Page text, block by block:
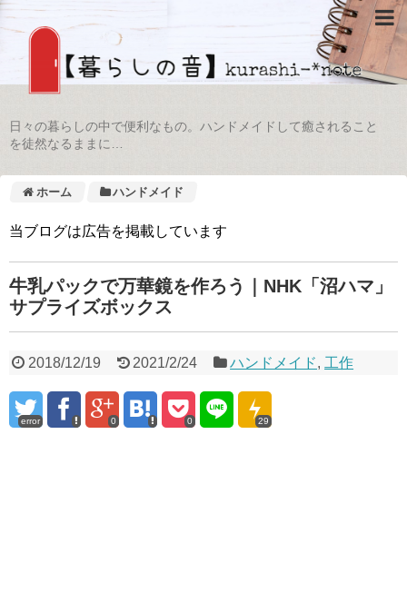
日々の暮らしの中で便利なもの。ハンドメイドして癒されること
を徒然なるままに…
ホーム ハンドメイド
当ブログは広告を掲載しています
牛乳パックで万華鏡を作ろう｜NHK「沼ハマ」
サプライズボックス
2018/12/19 2021/2/24 ハンドメイド, 工作
error 0 0 29